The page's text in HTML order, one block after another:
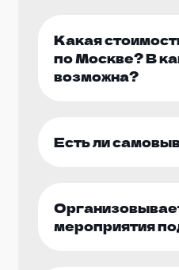
подходят для вашего
доставкой,
оборудования.
Свяжитесь с нами
празднику!
Какая
по Москве? В
возможна?
Есть ли
мероприятия